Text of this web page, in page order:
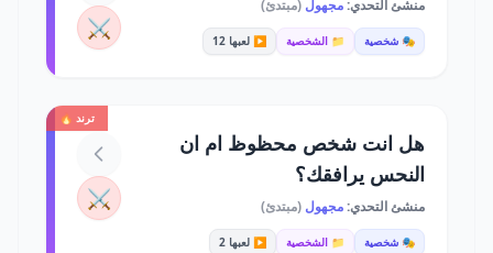
منشئ التحدي:مجهول (مبتدئ)
🎭 شخصية 📁 الشخصية ▶️ لعبها 12 ⚔️
ترند 🔥
هل انت شخص محظوظ ام ان
النحس يرافقك؟
منشئ التحدي:مجهول (مبتدئ)
🎭 شخصية 📁 الشخصية ▶️ لعبها 2
⚔️